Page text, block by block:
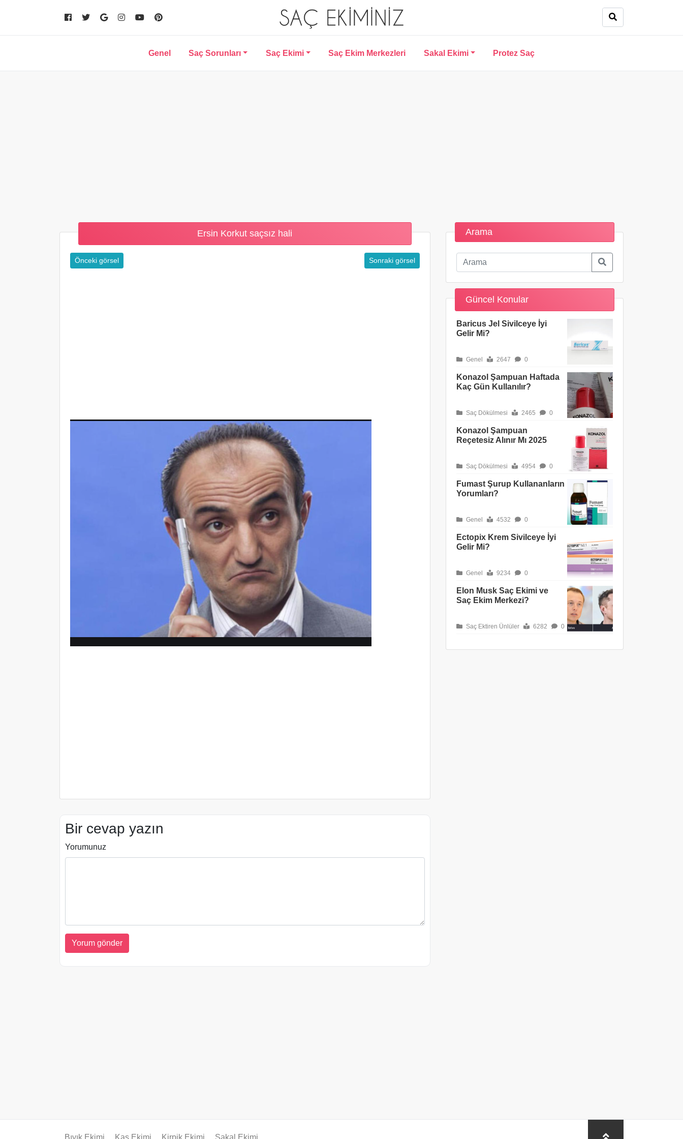
Genel Saç Sorunları Saç Ekimi Saç Ekim Merkezleri Sakal Ekimi Protez Saç
Ersin Korkut saçsız hali
Önceki görsel Sonraki görsel
Bir cevap yazın
Yorumunuz
Arama
Güncel Konular
Baricus Jel Sivilceye İyi
Gelir Mi?
Genel 2647 0
Konazol Şampuan Haftada
Kaç Gün Kullanılır?
Saç Dökülmesi 2465 0
Konazol Şampuan
Reçetesiz Alınır Mı 2025
Saç Dökülmesi 4954 0
Fumast Şurup Kullananların
Yorumları?
Genel 4532 0
Ectopix Krem Sivilceye İyi
Gelir Mi?
Genel 9234 0
Elon Musk Saç Ekimi ve
Saç Ekim Merkezi?
Saç Ektiren Ünlüler 6282 0
Bıyık Ekimi Kaş Ekimi Kirpik Ekimi Sakal Ekimi